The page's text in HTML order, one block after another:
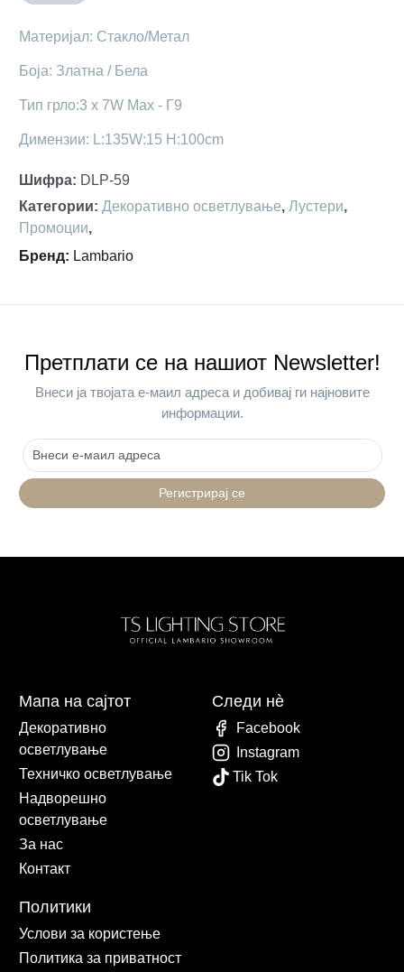
Maтеријал: Стакло/Метал
Боја: Златна / Бела
Тип грло:3 x 7W Max - Г9
Димензии: L:135W:15 H:100cm
Шифра: DLP-59
Категории: Декоративно осветлување, Лустери,
Промоции,
Бренд: Lambario
Претплати се на нашиот Newsletter!
Внеси ја твојата е-маил адреса и добивај ги најновите
информации.
Регистрирај се
Мапа на сајтот
Декоративно
осветлување
Техничко осветлување
Надворешно
осветлување
За нас
Контакт
Политики
Услови за користење
Политика за приватност
Следи нè
Facebook
Instagram
Tik Tok